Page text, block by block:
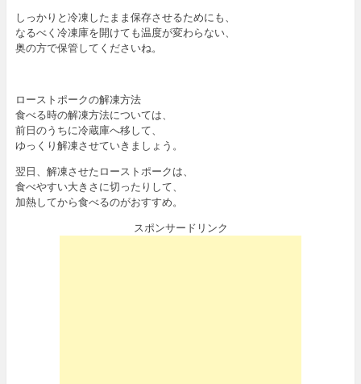
しっかりと冷凍したまま保存させるためにも、
なるべく冷凍庫を開けても温度が変わらない、
奥の方で保管してくださいね。
ローストポークの解凍方法
食べる時の解凍方法については、
前日のうちに冷蔵庫へ移して、
ゆっくり解凍させていきましょう。
翌日、解凍させたローストポークは、
食べやすい大きさに切ったりして、
加熱してから食べるのがおすすめ。
スポンサードリンク